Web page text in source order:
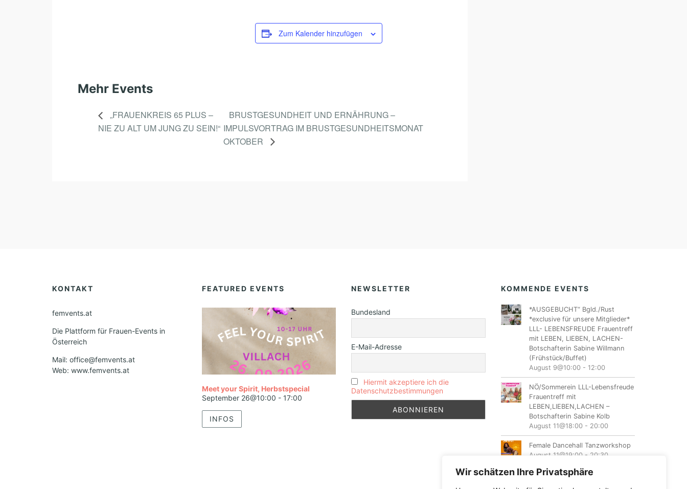
Wir schätzen Ihre Privatsphäre
N
W
Ü
R
L
I
E
N
V
E
R
M
Ö
Zum Kalender hinzufügen
Mehr Events
„FRAUENKREIS 65 PLUS –
NIE ZU ALT UM JUNG ZU SEIN!“
BRUSTGESUNDHEIT UND ERNÄHRUNG –
IMPULSVORTRAG IM BRUSTGESUNDHEITSMONAT
OKTOBER
KONTAKT
femvents.at
Die Plattform für Frauen-Events in
Österreich
Mail: office@femvents.at
Web: www.femvents.at
FEATURED EVENTS
Meet your Spirit, Herbstspecial
September 26@10:00 - 17:00
INFOS
NEWSLETTER
Bundesland
E-Mail-Adresse
Hiermit akzeptiere ich die
Datenschutzbestimmungen
KOMMENDE EVENTS
*AUSGEBUCHT“ Bgld./Rust
*exclusive für unsere Mitglieder*
LLL- LEBENSFREUDE Frauentreff
mit LEBEN, LIEBEN, LACHEN-
Botschafterin Sabine Willmann
(Frühstück/Buffet)
August 9@10:00- 12:00
NÖ/Sommerein LLL-Lebensfreude
Frauentreff mit
LEBEN,LIEBEN,LACHEN –
Botschafterin Sabine Kolb
August 11@18:00- 20:00
Female Dancehall Tanzworkshop
August 11@19:00- 20:30
Mein Lila Fest Wechseljahre –
Wandeljahre